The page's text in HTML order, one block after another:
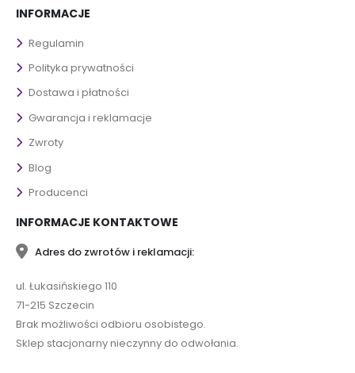
INFORMACJE
Regulamin
Polityka prywatności
Dostawa i płatności
Gwarancja i reklamacje
Zwroty
Blog
Producenci
INFORMACJE KONTAKTOWE
Adres do zwrotów i reklamacji:
ul. Łukasińskiego 110
71-215 Szczecin
Brak możliwości odbioru osobistego.
Sklep stacjonarny nieczynny do odwołania.